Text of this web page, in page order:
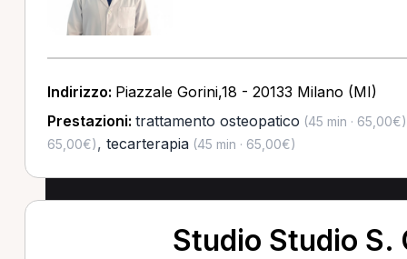
Indirizzo: Piazzale Gorini,18 - 20133 Milano (MI)
Prestazioni: trattamento osteopatico (45 min · 65,00€)
65,00€), tecarterapia(45 min · 65,00€)
Studio Studio S.